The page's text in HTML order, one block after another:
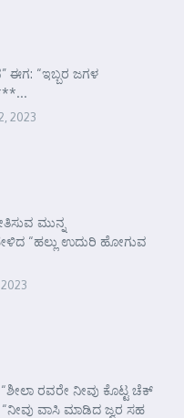
ಈಗ: “ಇಬ್ಬರ ಜಗಳ
2023
ಮುನ್ನ
“ಹಲ್ಲು ಉದುರಿ ಹೋಗುವ
ರವರೇ ನೀವು ಕೊಟ್ಟ ಚೆಕ್
ವಾಸಿ ಮಾಡಿದ ಜ್ವರ ಸಹ